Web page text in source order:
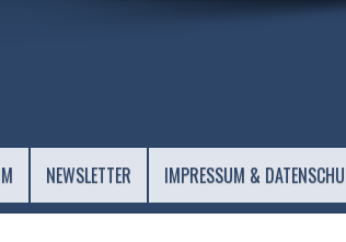
NEWSLETTER IMPRESSUM &